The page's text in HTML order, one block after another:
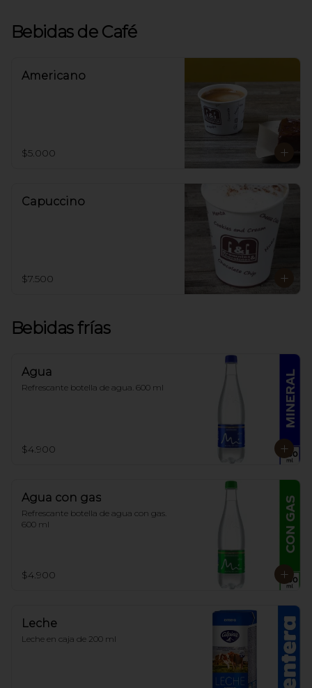
Bebidas de Café
Americano
$5.000
Capuccino
$7.500
Bebidas frías
Agua
Refrescante botella de agua. 600 ml
$4.900
Agua con gas
Refrescante botella de agua con gas.
600 ml
$4.900
Leche
Leche en caja de 200 ml